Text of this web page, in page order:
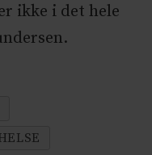
ikke i det hele